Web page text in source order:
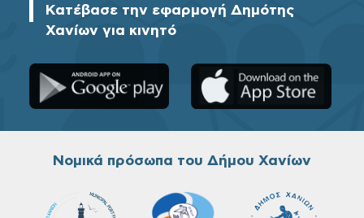
Κατέβασε την εφαρμογή Δημότης
Χανίων για κινητό
Νομικά πρόσωπα του Δήμου Χανίων